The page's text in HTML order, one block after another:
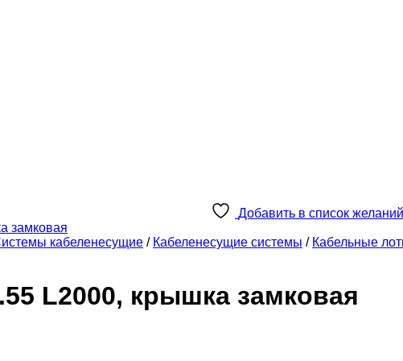
Добавить в список желаний
кабеленесущие / Кабеленесущие системы / Кабельные
L2000, крышка замковая